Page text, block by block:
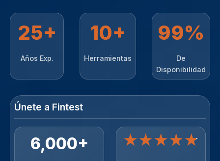
25+
Años Exp.
10+
Herramientas
99%
De
Disponibilidad
Únete a Fintest
6,000+ ★★★★★